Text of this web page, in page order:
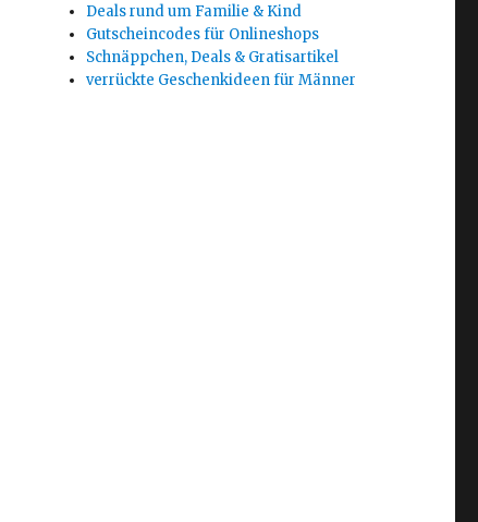
Deals rund um Familie & Kind
Gutscheincodes für Onlineshops
Schnäppchen, Deals & Gratisartikel
verrückte Geschenkideen für Männer